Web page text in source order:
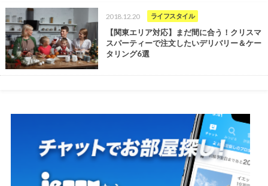
2018.12.20 ライフスタイル
【関東エリア対応】まだ間に合う！クリスマ
スパーティーで注文したいデリバリー＆ケー
タリング6選